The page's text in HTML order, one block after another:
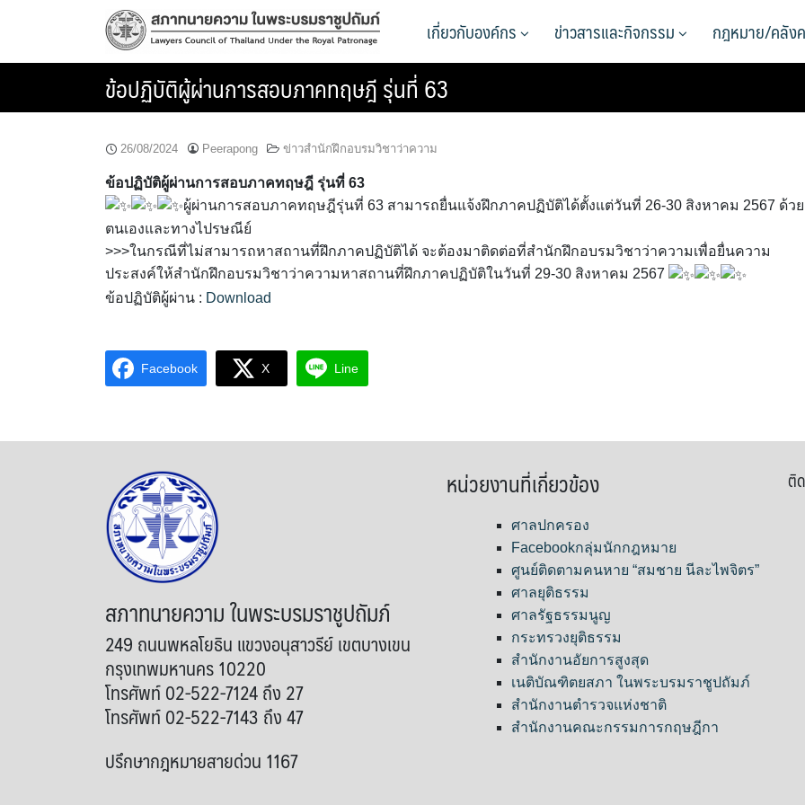
เกี่ยวกับองค์กร ข่าวสารและกิจกรรม กฎหมาย/คลัง
ข้อปฏิบัติผู้ผ่านการสอบภาคทฤษฎี รุ่นที่ 63
26/08/2024 Peerapong ข่าวสำนักฝึกอบรมวิชาว่าความ
ข้อปฏิบัติผู้ผ่านการสอบภาคทฤษฎี รุ่นที่ 63
ผู้ผ่านการสอบภาคทฤษฎีรุ่นที่ 63 สามารถยื่นแจ้งฝึกภาคปฏิบัติได้ตั้งแต่วันที่ 26-30 สิงหาคม 2567 ด้วย
ตนเองและทางไปรษณีย์
>>>ในกรณีที่ไม่สามารถหาสถานที่ฝึกภาคปฏิบัติได้ จะต้องมาติดต่อที่สำนักฝึกอบรมวิชาว่าความเพื่อยื่นความ
ประสงค์ให้สำนักฝึกอบรมวิชาว่าความหาสถานที่ฝึกภาคปฏิบัติในวันที่ 29-30 สิงหาคม 2567
ข้อปฏิบัติผู้ผ่าน : Download
Facebook X Line
สภาทนายความ ในพระบรมราชูปถัมภ์
249 ถนนพหลโยธิน แขวงอนุสาวรีย์ เขตบางเขน
กรุงเทพมหานคร 10220
โทรศัพท์ 02-522-7124 ถึง 27
โทรศัพท์ 02-522-7143 ถึง 47
ปรึกษากฎหมายสายด่วน 1167
หน่วยงานที่เกี่ยวข้อง
ศาลปกครอง
Facebookกลุ่มนักกฎหมาย
ศูนย์ติดตามคนหาย “สมชาย นีละไพจิตร”
ศาลยุติธรรม
ศาลรัฐธรรมนูญ
กระทรวงยุติธรรม
สำนักงานอัยการสูงสุด
เนติบัณฑิตยสภา ในพระบรมราชูปถัมภ์
สำนักงานตำรวจแห่งชาติ
สำนักงานคณะกรรมการกฤษฎีกา
ติ